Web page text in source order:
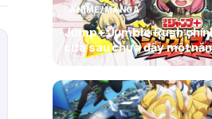
ANIME/MANGA
Jump+ Jumble Rush
cửa sau chưa đầy một